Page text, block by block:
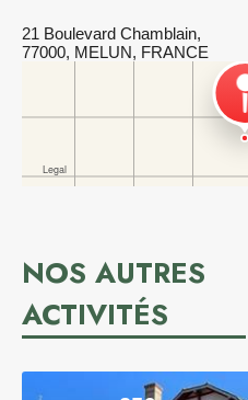
21 Boulevard Chamblain,
77000, MELUN, FRANCE
NOS AUTRES
ACTIVITÉS